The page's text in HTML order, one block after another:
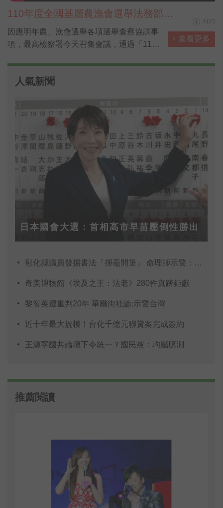
110年度全國基層農漁會選舉法務部反
賄選宣導 30秒電視廣告短片 國語版
因應明年農、漁會選舉各項選舉查察協調事
項，最高檢察署今天召集會議，通過「110
息介入選舉。
查看更多
人氣新聞
日本國會大選：首相高市早苗壓倒性勝出
彰化縣議員發揚書法「揮毫開筆」 命理師示警：不
奇美博物館《埃及之王：法老》280件真跡鉅獻
黎智英遭重判20年 華爾街社論:示警台灣
近十年最大規模！台化千億元聯貸案完成簽約
王滬寧國共論壇下令統一？國民黨：均屬臆測
推薦閱讀